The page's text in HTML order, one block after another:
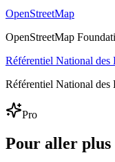
OpenStreetMap
OpenStreetMap
Référentiel National des
Référentiel National des
Pro
Pour aller